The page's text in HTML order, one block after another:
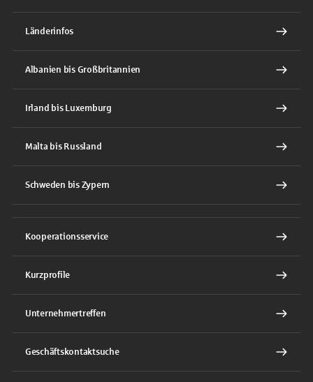
Länderinfos
Albanien bis Großbritannien
Irland bis Luxemburg
Malta bis Russland
Schweden bis Zypern
Kooperationsservice
Kurzprofile
Unternehmertreffen
Geschäftskontaktsuche